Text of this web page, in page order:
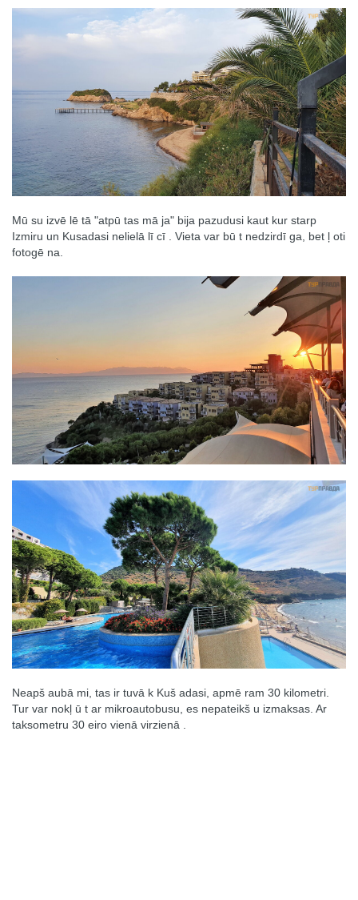
Mū su izvē lē tā "atpū tas mā ja" bija pazudusi kaut kur starp
Izmiru un Kusadasi nelielā lī cī . Vieta var bū t nedzirdī ga, bet ļ oti
fotogē na.
Neapš aubā mi, tas ir tuvā k Kuš adasi, apmē ram 30 kilometri.
Tur var nokļ ū t ar mikroautobusu, es nepateikš u izmaksas. Ar
taksometru 30 eiro vienā virzienā .